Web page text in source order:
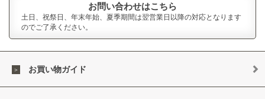
お問い合わせはこちら
土日、祝祭日、年末年始、夏季期間は翌営業日以降の対応となります
のでご了承ください。
お買い物ガイド